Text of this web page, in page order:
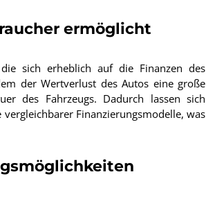
ermöglicht
sich erheblich auf die Finanzen des
der Wertverlust des Autos eine große
des Fahrzeugs. Dadurch lassen sich
Finanzierungsmodelle, was